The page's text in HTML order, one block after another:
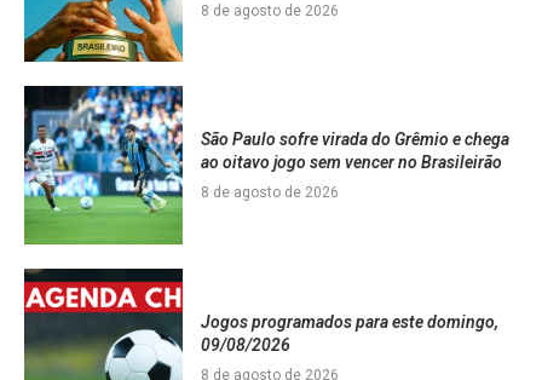
8 de agosto de 2026
São Paulo sofre virada do Grêmio e chega
ao oitavo jogo sem vencer no Brasileirão
8 de agosto de 2026
Jogos programados para este domingo,
09/08/2026
8 de agosto de 2026